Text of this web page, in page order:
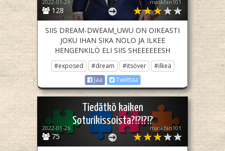
128
2022-01-26 maskfan101
SIIS DREAM-DWEAM_UWU ON OIKEASTI
JOKU IHAN SIKA NOLO JA ILKEE
HENGENKILÖ ELI SIIS SHEEEEEESH
#exposed #dream #itsöver
#ilkeä
Jaa
Twiittaa
Tiedätkö kaiken
Soturikissoista?!?!?!?
75
2022-01-26 maskfan101